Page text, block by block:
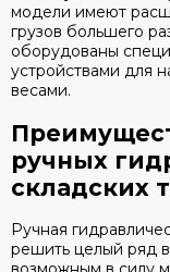
модели имеют
грузов большего
оборудованы
устройствами для
весами.
ручных
складских
Ручная
решить целый ряд